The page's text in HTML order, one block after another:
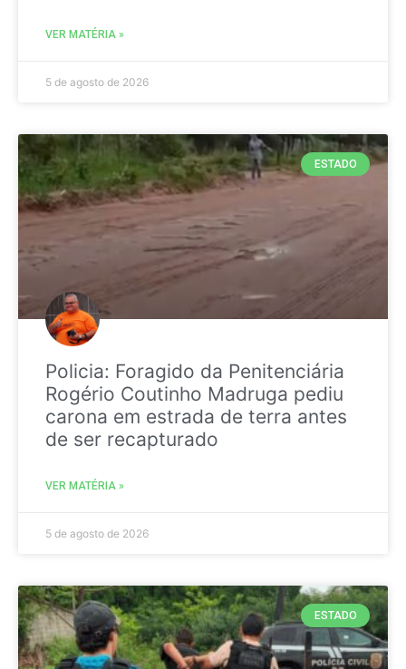
VER MATÉRIA »
5 de agosto de 2026
ESTADO
Policia: Foragido da Penitenciária
Rogério Coutinho Madruga pediu
carona em estrada de terra antes
de ser recapturado
VER MATÉRIA »
5 de agosto de 2026
ESTADO